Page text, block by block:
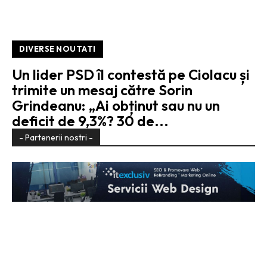
DIVERSE NOUTATI
Un lider PSD îl contestă pe Ciolacu și
trimite un mesaj către Sorin
Grindeanu: „Ai obținut sau nu un
deficit de 9,3%? 30 de...
- Partenerii nostri -